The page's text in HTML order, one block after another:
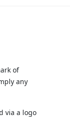
of
any
via a logo